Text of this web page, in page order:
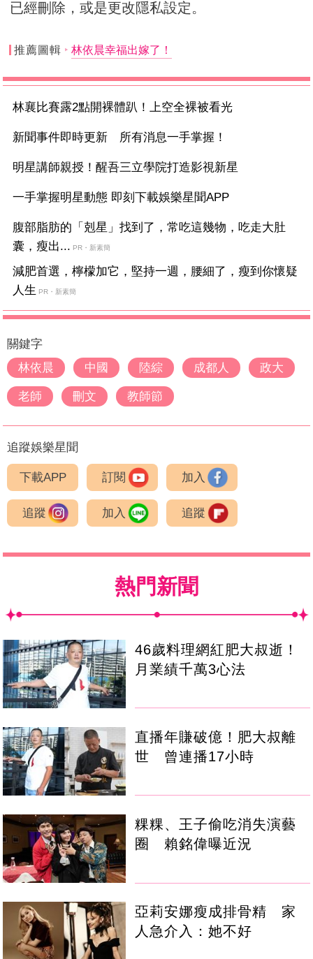
已經刪除，或是更改隱私設定。
推薦圖輯 林依晨幸福出嫁了！
林襄比賽露2點開裸體趴！上空全裸被看光
新聞事件即時更新 所有消息一手掌握！
明星講師親授！醒吾三立學院打造影視新星
一手掌握明星動態 即刻下載娛樂星聞APP
腹部脂肪的「剋星」找到了，常吃這幾物，吃走大肚
囊，瘦出... PR・新素簡
減肥首選，檸檬加它，堅持一週，腰細了，瘦到你懷疑
人生 PR・新素簡
關鍵字
林依晨
中國 陸綜 成都人 政大
老師 刪文 教師節
追蹤娛樂星聞
下載APP 訂閱 加入
追蹤 加入 追蹤
熱門新聞
46歲料理網紅肥大叔逝！
月業績千萬3心法
直播年賺破億！肥大叔離
世 曾連播17小時
粿粿、王子偷吃消失演藝
圈 賴銘偉曝近況
亞莉安娜瘦成排骨精 家
人急介入：她不好